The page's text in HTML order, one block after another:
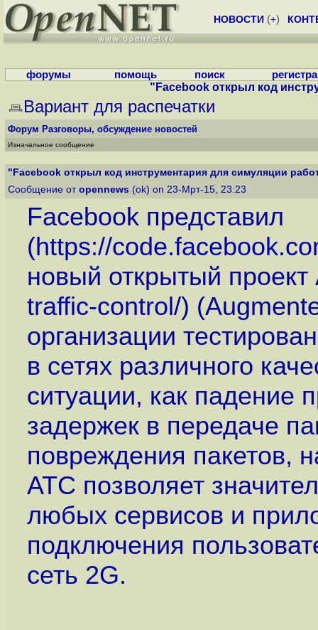
НОВОСТИ (+)
форумы помощь поиск
"Facebook открыл код
Вариант для распечатки
Форум Разговоры, обсуждение новостей
Изначальное сообщение
"Facebook открыл код инструментария для симуляции
Сообщение от opennews (ok) on 23-Мрт-15, 23:23
Facebook представил
(https://
новый открытый проект
traffic-control/)
организации
в сетях различного
ситуации, как падение
задержек в передаче
повреждения пакетов,
ATC позволяет
любых сервисов и
подключения
сеть 2G.